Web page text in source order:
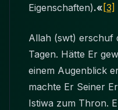
Eigenschaften).« [3]
Allah (swt) erschuf
Tagen. Hätte Er
einem Augenblick
machte Er Seiner
Istiwa zum Thron.